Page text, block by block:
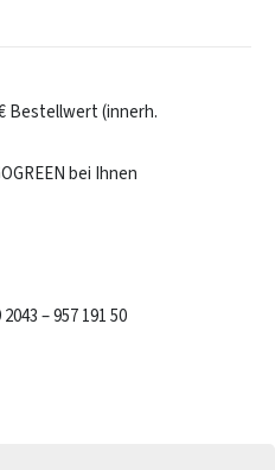
Bestellwert (innerh.
bei Ihnen
– 957 191 50